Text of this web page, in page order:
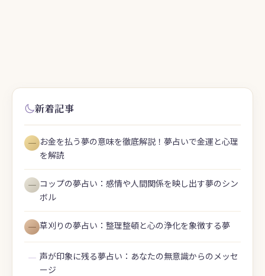
新着記事
― お金を払う夢の意味を徹底解説！夢占いで金運と心理
を解読
― コップの夢占い：感情や人間関係を映し出す夢のシン
ボル
― 草刈りの夢占い：整理整頓と心の浄化を象徴する夢
― 声が印象に残る夢占い：あなたの無意識からのメッセ
ージ